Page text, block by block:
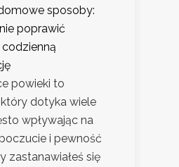
sposoby:
poprawić
powieki to
dotyka wiele
wpływając na
i pewność
zastanawiałeś się